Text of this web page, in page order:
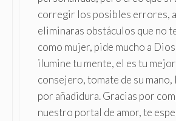
corregir los posibles errores,
eliminaras obstáculos que no
como mujer, pide mucho a
ilumine tu mente, el es tu
consejero, tomate de su mano,
por añadidura. Gracias por
nuestro portal de amor, te